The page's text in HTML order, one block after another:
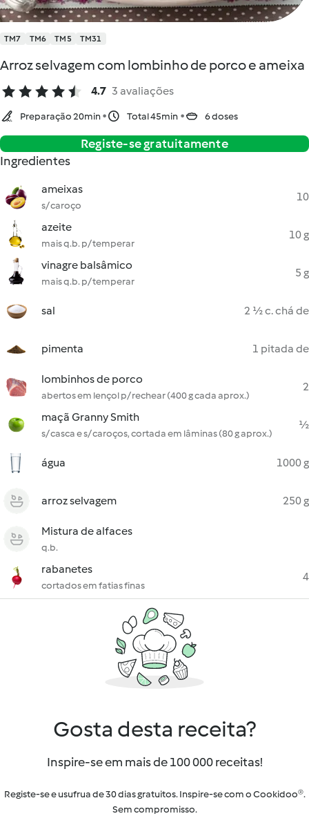
TM7 TM6 TM5 TM31
Arroz selvagem com lombinho de porco e ameixa
4.7 3 avaliações
Preparação 20min Total 45min 6 doses
Registe-se gratuitamente
Ingredientes
ameixas
s/ caroço
10
azeite
mais q.b. p/ temperar
10 g
vinagre balsâmico
mais q.b. p/ temperar
5 g
sal 2 ½ c. chá de
pimenta 1 pitada de
lombinhos de porco
abertos em lençol p/ rechear (400 g cada aprox.)
2
maçã Granny Smith
s/ casca e s/ caroços, cortada em lâminas (80 g aprox.)
½
água 1000 g
arroz selvagem 250 g
Mistura de alfaces
q.b.
rabanetes
cortados em fatias finas
4
Gosta desta receita?
Inspire-se em mais de 100 000 receitas!
Registe-se e usufrua de 30 dias gratuitos. Inspire-se com o Cookidoo®.
Sem compromisso.